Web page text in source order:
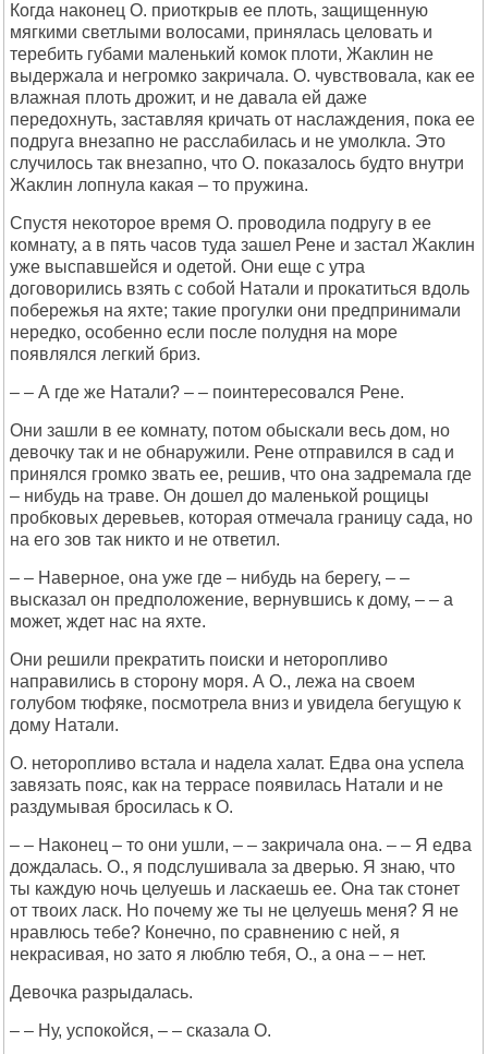
Когда наконец О. приоткрыв ее плоть, защищенную
мягкими светлыми волосами, принялась целовать и
теребить губами маленький комок плоти, Жаклин не
выдержала и негромко закричала. О. чувствовала, как ее
влажная плоть дрожит, и не давала ей даже
передохнуть, заставляя кричать от наслаждения, пока ее
подруга внезапно не расслабилась и не умолкла. Это
случилось так внезапно, что О. показалось будто внутри
Жаклин лопнула какая – то пружина.
Спустя некоторое время О. проводила подругу в ее
комнату, а в пять часов туда зашел Рене и застал Жаклин
уже выспавшейся и одетой. Они еще с утра
договорились взять с собой Натали и прокатиться вдоль
побережья на яхте; такие прогулки они предпринимали
нередко, особенно если после полудня на море
появлялся легкий бриз.
– – А где же Натали? – – поинтересовался Рене.
Они зашли в ее комнату, потом обыскали весь дом, но
девочку так и не обнаружили. Рене отправился в сад и
принялся громко звать ее, решив, что она задремала где
– нибудь на траве. Он дошел до маленькой рощицы
пробковых деревьев, которая отмечала границу сада, но
на его зов так никто и не ответил.
– – Наверное, она уже где – нибудь на берегу, – –
высказал он предположение, вернувшись к дому, – – а
может, ждет нас на яхте.
Они решили прекратить поиски и неторопливо
направились в сторону моря. А О., лежа на своем
голубом тюфяке, посмотрела вниз и увидела бегущую к
дому Натали.
О. неторопливо встала и надела халат. Едва она успела
завязать пояс, как на террасе появилась Натали и не
раздумывая бросилась к О.
– – Наконец – то они ушли, – – закричала она. – – Я едва
дождалась. О., я подслушивала за дверью. Я знаю, что
ты каждую ночь целуешь и ласкаешь ее. Она так стонет
от твоих ласк. Но почему же ты не целуешь меня? Я не
нравлюсь тебе? Конечно, по сравнению с ней, я
некрасивая, но зато я люблю тебя, О., а она – – нет.
Девочка разрыдалась.
– – Ну, успокойся, – – сказала О.